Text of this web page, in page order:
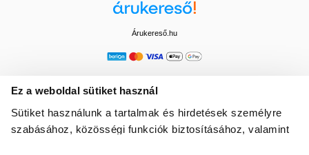
Ez a weboldal sütiket használ
Sütiket használunk a tartalmak és hirdetések személyre
szabásához, közösségi funkciók biztosításához, valamint
Árukereső.hu